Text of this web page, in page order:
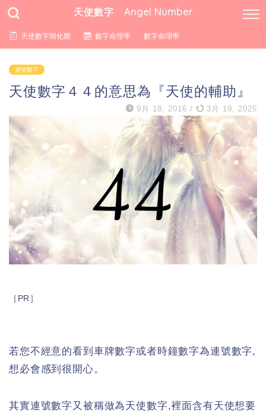
天使數字 Angel Number
天使數字簡化圖 數字命理學 數字命理學
連號數字
天使數字４４的意思為『天使的輔助』
9月 18, 2016 / 3月 19, 2025
［PR］
若您不經意的看到車牌數字或者時鐘數字為連號數字,
想必會感到很開心。
其實連號數字又被稱做為天使數字,裡面含有天使想要